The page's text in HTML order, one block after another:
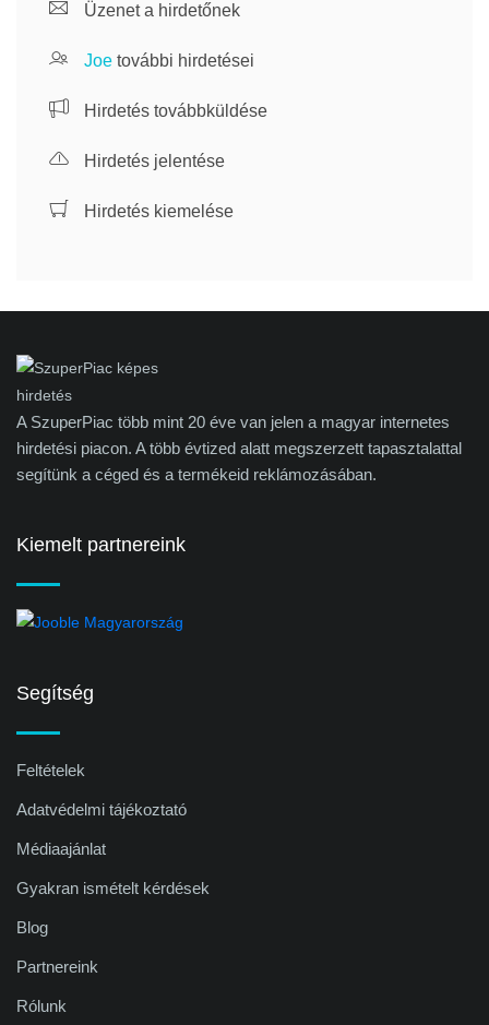
Üzenet a hirdetőnek
Joe további hirdetései
Hirdetés továbbküldése
Hirdetés jelentése
Hirdetés kiemelése
A SzuperPiac több mint 20 éve van jelen a magyar internetes
hirdetési piacon. A több évtized alatt megszerzett tapasztalattal
segítünk a céged és a termékeid reklámozásában.
Kiemelt partnereink
Segítség
Feltételek
Adatvédelmi tájékoztató
Médiaajánlat
Gyakran ismételt kérdések
Blog
Partnereink
Rólunk